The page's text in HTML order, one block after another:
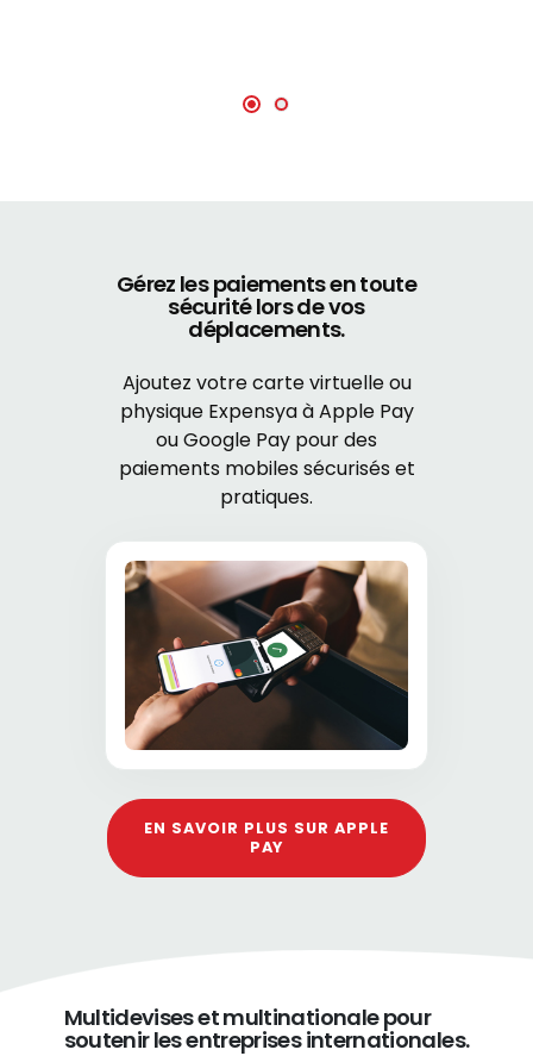
Gérez les paiements en toute
sécuritélors de vos
déplacements.
Ajoutez votre carte virtuelle ou
physique Expensya à Apple Pay
ou Google Pay pour des
paiements mobiles sécurisés et
pratiques.
EN SAVOIR PLUS SUR APPLE
PAY
Multidevises et multinationale pour
soutenir les entreprises internationales.